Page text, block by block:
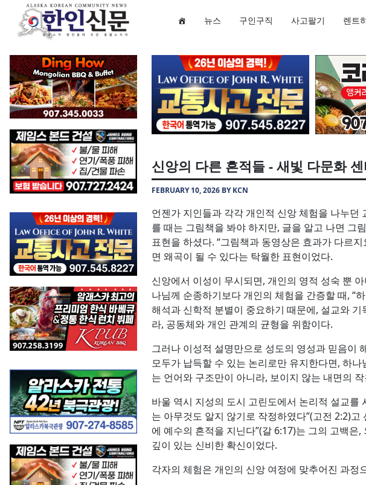
뉴스 구인구직 사고팔기 렌트
신앙의 다른 흔적들 - 새빛 다문화
FEBRUARY 10, 2026 BY KCN
언젠가 지인들과 각각 개인적 신앙 체험을 나누던
를 때는 그림책을 봐야 하지만, 글을 알고 나면 그
표현을 하셨다. “그림책과 동영상은 효과가 다르
면 왜곡이 될 수 있다는 탁월한 표현이었다.
신앙에서 이성이 무시되면, 개인의 영적 성숙 뿐
나님께 순종하기보다 개인의 체험을 간증할 때, “
해석과 신학적 분별이 중요하기 때문에, 설교와
라, 공동체와 개인 관계의 균형을 위함이다.
그러나 이성적 설명만으로 성도의 영성과 믿음이
모두가 납득할 수 있는 논리로만 유지한다면, 하
는 언어와 구조만이 아니라, 보이지 않는 내면의
바울 역시 지성의 도시 고린도에서 논리적 설교를
는 아무것도 알지 않기로 작정하였다”(고전 2:2)
에 예수의 흔적을 지닌다”(갈 6:17)는 그의 고백
깊이 있는 신비한 확신이었다.
각자의 체험은 개인의 신앙 여정에 맞추어진 과